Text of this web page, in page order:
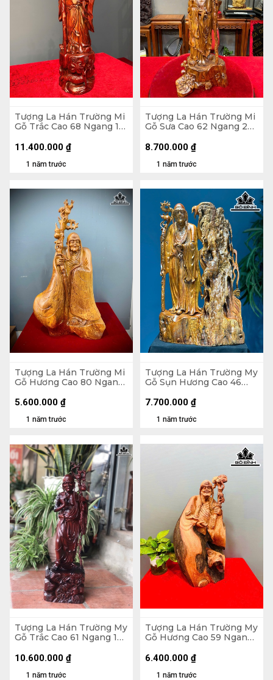
Tượng La Hán Trường Mi
Gỗ Trắc Cao 68 Ngang 16
1 năm trước
11.400.000 ₫
Tượng La Hán Trường Mi
Gỗ Sưa Cao 62 Ngang 23
1 năm trước
8.700.000 ₫
Tượng La Hán Trường Mi
Gỗ Hương Cao 80 Ngang
1 năm trước
5.600.000 ₫
Tượng La Hán Trường My
Gỗ Sụn Hương Cao 46
1 năm trước
7.700.000 ₫
Tượng La Hán Trường My
Gỗ Trắc Cao 61 Ngang 17
1 năm trước
10.600.000 ₫
Tượng La Hán Trường My
Gỗ Hương Cao 59 Ngang
1 năm trước
6.400.000 ₫